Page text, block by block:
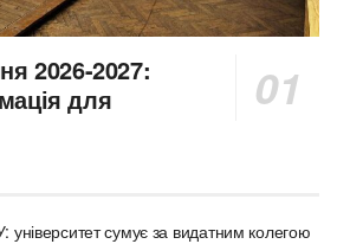
2026-2027:
для
університет сумує за видатним колегою